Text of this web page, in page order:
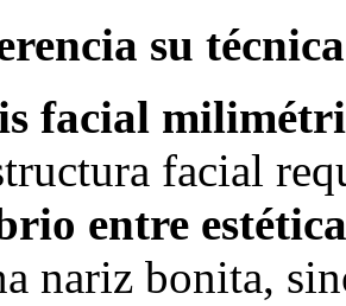
su
facial
facial
entre
nariz bonita,